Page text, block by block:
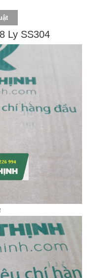
Ly SS304